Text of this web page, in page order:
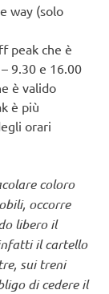
way (solo
peak che è
9.30 e 16.00
è valido
è più
orari
coloro
occorre
libero il
il cartello
sui treni
di cedere il